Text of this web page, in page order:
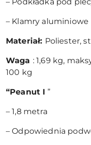
– Klamry aluminiowe
Materiał: Poliester,
Waga : 1,69 kg,
100 kg
“Peanut I ”
– 1,8 metra
– Odpowiednia